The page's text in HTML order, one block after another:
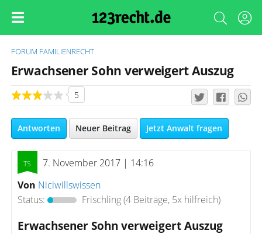
FORUM FAMILIENRECHT
Erwachsener Sohn verweigert Auszug
5
Antworten Neuer Beitrag Jetzt Anwalt fragen
7. November 2017 | 14:16
Von Niciwillswissen
Status:
Frischling(4 Beiträge, 5x hilfreich)
Erwachsener Sohn verweigert Auszug